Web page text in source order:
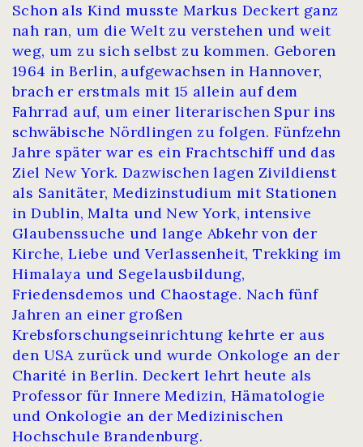
Schon als Kind musste Markus Deckert ganz
nah ran, um die Welt zu verstehen und weit
weg, um zu sich selbst zu kommen. Geboren
1964 in Berlin, aufgewachsen in Hannover,
brach er erstmals mit 15 allein auf dem
Fahrrad auf, um einer literarischen Spur ins
schwäbische Nördlingen zu folgen. Fünfzehn
Jahre später war es ein Frachtschiff und das
Ziel New York. Dazwischen lagen Zivildienst
als Sanitäter, Medizinstudium mit Stationen
in Dublin, Malta und New York, intensive
Glaubenssuche und lange Abkehr von der
Kirche, Liebe und Verlassenheit, Trekking im
Himalaya und Segelausbildung,
Friedensdemos und Chaostage. Nach fünf
Jahren an einer großen
Krebsforschungseinrichtung kehrte er aus
den USA zurück und wurde Onkologe an der
Charité in Berlin. Deckert lehrt heute als
Professor für Innere Medizin, Hämatologie
und Onkologie an der Medizinischen
Hochschule Brandenburg.